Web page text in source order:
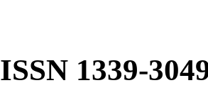
ISSN 1339-